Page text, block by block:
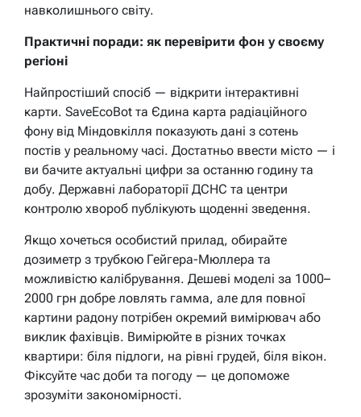
навколишнього світу.
Практичні поради: як перевірити фон у своєму
регіоні
Найпростіший спосіб — відкрити інтерактивні
карти. SaveEcoBot та Єдина карта радіаційного
фону від Міндовкілля показують дані з сотень
постів у реальному часі. Достатньо ввести місто — і
ви бачите актуальні цифри за останню годину та
добу. Державні лабораторії ДСНС та центри
контролю хвороб публікують щоденні зведення.
Якщо хочеться особистий прилад, обирайте
дозиметр з трубкою Гейгера-Мюллера та
можливістю калібрування. Дешеві моделі за 1000–
2000 грн добре ловлять гамма, але для повної
картини радону потрібен окремий вимірювач або
виклик фахівців. Вимірюйте в різних точках
квартири: біля підлоги, на рівні грудей, біля вікон.
Фіксуйте час доби та погоду — це допоможе
зрозуміти закономірності.